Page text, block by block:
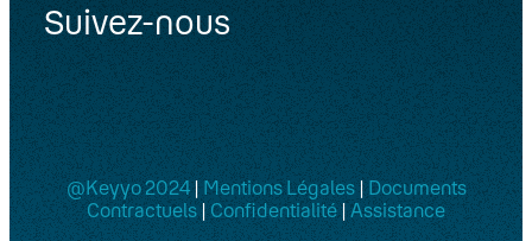
Suivez-nous
@Keyyo 2024| Mentions Légales|Documents
Contractuels|Confidentialité|Assistance